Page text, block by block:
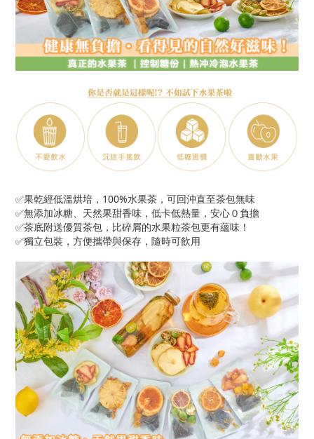
✅果乾經低溫烘培，100%水果茶，可回沖直至茶包無味
✅無添加冰糖、天然果甜香味，低卡低熱量，安心０負擔
✅茶底附送優質茶包，比碎屑的水果粒茶包更有蘊味！
✅獨立包裝，方便攜帶與保存，隨時可飲用